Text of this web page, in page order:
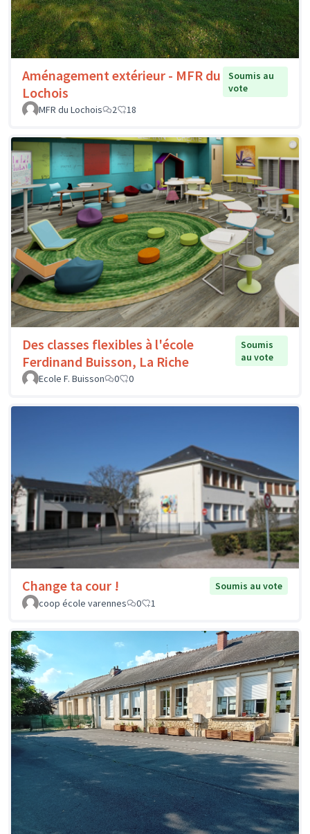
Aménagement extérieur - MFR du
Lochois
Soumis au
vote
MFR du Lochois
2 18
Des classes flexibles à l'école
Ferdinand Buisson, La Riche
Soumis
au vote
Ecole F. Buisson
0 0
Change ta cour !
Soumis au vote
coop école varennes
0 1